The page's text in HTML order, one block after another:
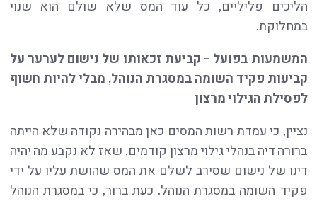
הליכים פליליים, כל עוד המס שלא שולם הוא שנוי
במחלוקת.
המשמעות בפועל – קביעת זכאותו של נישום לערער על
קביעות פקיד השומה במסגרת הנוהל, מבלי להיות חשוף
לפסילת הגילוי מרצון
נציין, כי עמדת רשות המסים כאן מבהירה נקודה שלא הייתה
ברורה דיה בנהלי גילוי מרצון קודמים, שאז לא נקבע מה יהיה
דינו של נישום שסירב לשלם את המס שהושת עליו על ידי
פקיד השומה במסגרת הנוהל. כעת ברור, כי במסגרת הנוהל